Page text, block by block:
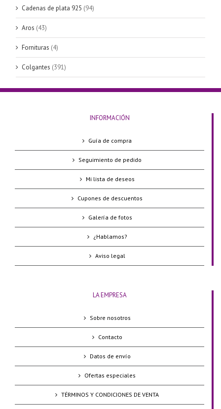
Cadenas de plata 925 (94)
Aros (43)
Fornituras (4)
Colgantes (391)
INFORMACIÓN
Guía de compra
Seguimiento de pedido
Mi lista de deseos
Cupones de descuentos
Galería de fotos
¿Hablamos?
Aviso legal
LA EMPRESA
Sobre nosotros
Contacto
Datos de envío
Ofertas especiales
TÉRMINOS Y CONDICIONES DE VENTA